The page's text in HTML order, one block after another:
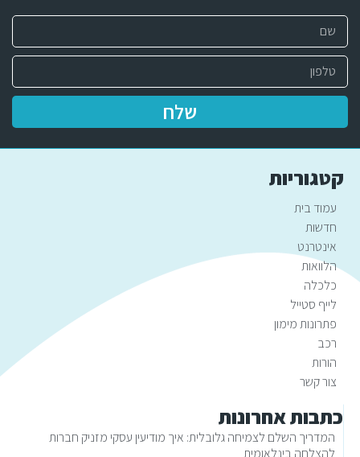
שלח
קטגוריות
עמוד בית
חדשות
אינטרנט
הלוואות
כלכלה
לייף סטייל
פתרונות מימון
רכב
הורות
צור קשר
כתבות אחרונות
המדריך השלם לצמיחה גלובלית: איך מודיעין עסקי מזניק חברות
להצלחה בינלאומית